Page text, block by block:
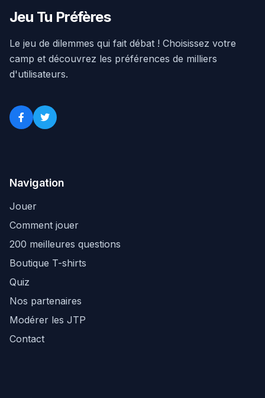
Jeu Tu Préfères
Le jeu de dilemmes qui fait débat ! Choisissez votre
camp et découvrez les préférences de milliers
d'utilisateurs.
Navigation
Jouer
Comment jouer
200 meilleures questions
Boutique T-shirts
Quiz
Nos partenaires
Modérer les JTP
Contact